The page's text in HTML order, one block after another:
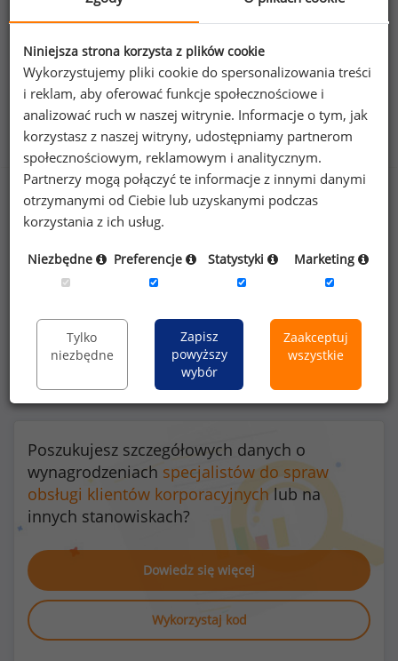
186 78
Benefity na stanowisku specjalista do spraw
obsługi klientów korporacyjnych
63 %
karnety na siłownie i do klubów fitness
Poszukujesz szczegółowych danych o
wynagrodzeniach specjalistów do spraw
obsługi klientów korporacyjnych lub na
innych stanowiskach?
Dowiedz się więcej
Wykorzystaj kod
Niniejsza strona korzysta z plików cookie
Wykorzystujemy pliki cookie do spersonalizowania treści
i reklam, aby oferować funkcje społecznościowe i
analizować ruch w naszej witrynie. Informacje o tym, jak
korzystasz z naszej witryny, udostępniamy partnerom
społecznościowym, reklamowym i analitycznym.
Partnerzy mogą połączyć te informacje z innymi danymi
otrzymanymi od Ciebie lub uzyskanymi podczas
korzystania z ich usług.
Niezbędne Preferencje Statystyki Marketing
Tylko
niezbędne
Zapisz
powyższy
wybór
Zaakceptuj
wszystkie